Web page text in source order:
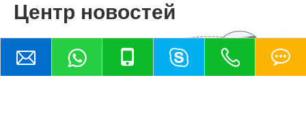
Центр новостей